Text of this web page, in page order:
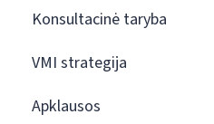
Konsultacinė taryba
VMI strategija
Apklausos